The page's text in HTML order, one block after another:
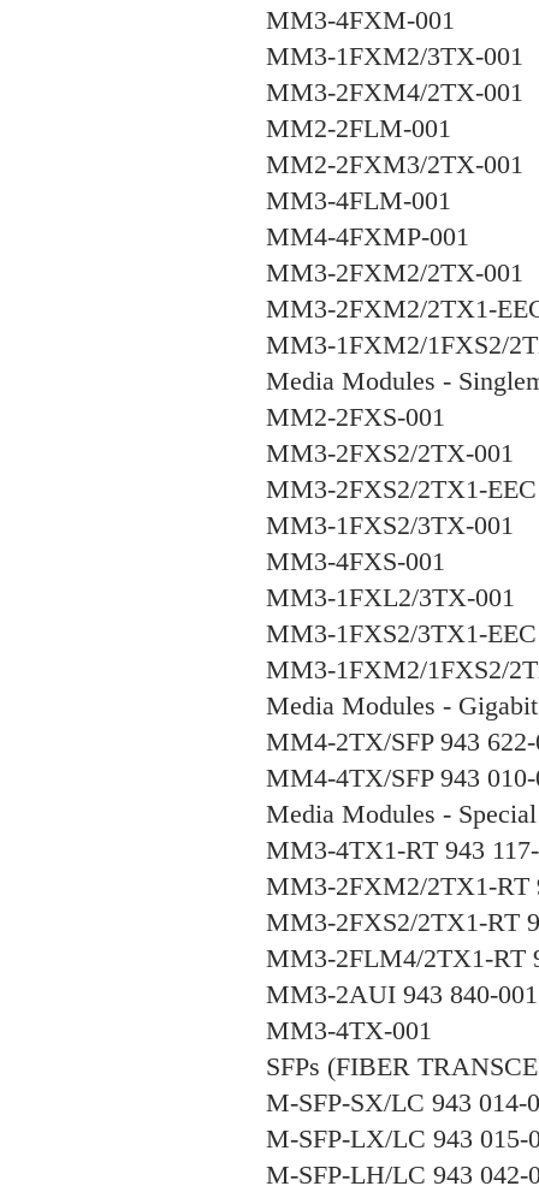
MM3-4FXM-001
MM3-1FXM2/3TX-001
MM3-2FXM4/2TX-001
MM2-2FLM-001
MM2-2FXM3/2TX-001
MM3-4FLM-001
MM4-4FXMP-001
MM3-2FXM2/2TX-001
MM3-2FXM2/2TX1-
MM3-1FXM2/1FXS2/
Media Modules -
MM2-2FXS-001
MM3-2FXS2/2TX-001
MM3-2FXS2/2TX1-
MM3-1FXS2/3TX-001
MM3-4FXS-001
MM3-1FXL2/3TX-001
MM3-1FXS2/3TX1-
MM3-1FXM2/1FXS2/
Media Modules - Gigabit
MM4-2TX/SFP 943 622-
MM4-4TX/SFP 943 010-
Media Modules - Special
MM3-4TX1-RT 943
MM3-2FXM2/2TX1-RT
MM3-2FXS2/2TX1-RT
MM3-2FLM4/2TX1-RT
MM3-2AUI 943 840-001
MM3-4TX-001
SFPs (FIBER
M-SFP-SX/LC 943 014-
M-SFP-LX/LC 943 015-
M-SFP-LH/LC 943 042-